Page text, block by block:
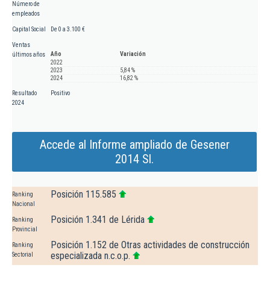
Número de
empleados
Capital Social De 0 a 3.100 €
Ventas
últimos años
Año
Variación
2022
2023
5,84 %
2024
16,82 %
Resultado
2024
Positivo
Accede al Informe ampliado de Gesener
2014 Sl.
Ranking
Nacional
Posición 115.585
Ranking
Provincial
Posición 1.341 de Lérida
Ranking
Sectorial
Posición 1.152 de Otras actividades de construcción
especializada n.c.o.p.